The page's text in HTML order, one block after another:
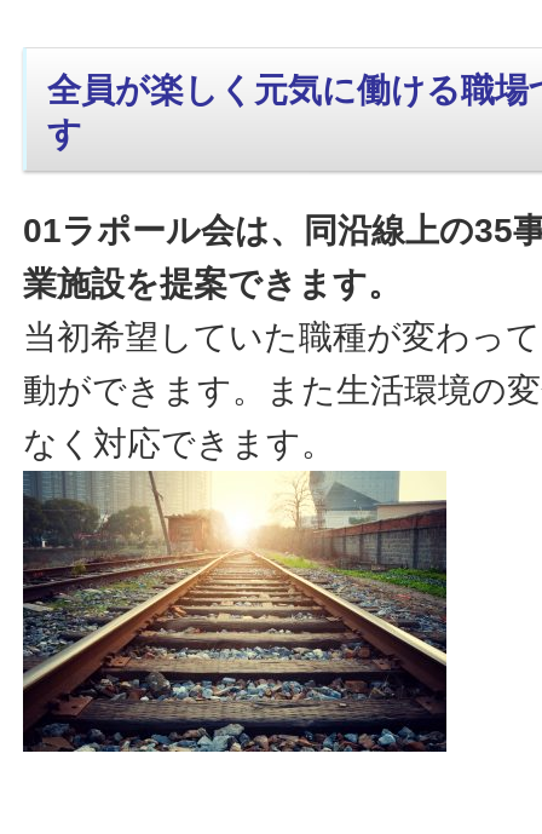
全員が楽しく元気に働ける職
す
01ラポール会は、同沿線上の35
業施設を提案できます。
当初希望していた職種が変わっ
動ができます。また生活環境の
なく対応できます。